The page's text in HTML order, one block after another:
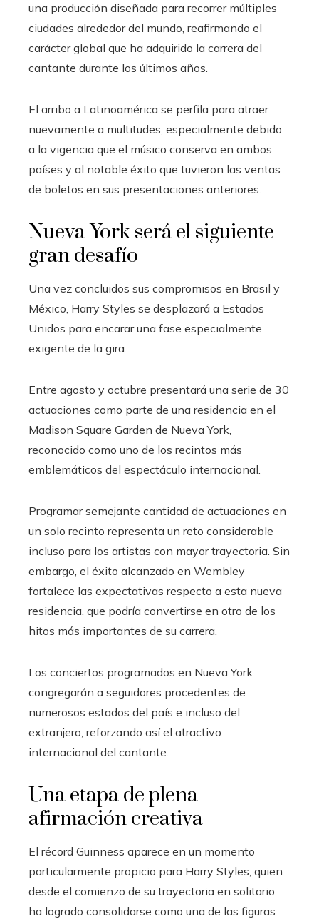
una producción diseñada para recorrer múltiples
ciudades alrededor del mundo, reafirmando el
carácter global que ha adquirido la carrera del
cantante durante los últimos años.
El arribo a Latinoamérica se perfila para atraer
nuevamente a multitudes, especialmente debido
a la vigencia que el músico conserva en ambos
países y al notable éxito que tuvieron las ventas
de boletos en sus presentaciones anteriores.
Nueva York será el siguiente
gran desafío
Una vez concluidos sus compromisos en Brasil y
México, Harry Styles se desplazará a Estados
Unidos para encarar una fase especialmente
exigente de la gira.
Entre agosto y octubre presentará una serie de 30
actuaciones como parte de una residencia en el
Madison Square Garden de Nueva York,
reconocido como uno de los recintos más
emblemáticos del espectáculo internacional.
Programar semejante cantidad de actuaciones en
un solo recinto representa un reto considerable
incluso para los artistas con mayor trayectoria. Sin
embargo, el éxito alcanzado en Wembley
fortalece las expectativas respecto a esta nueva
residencia, que podría convertirse en otro de los
hitos más importantes de su carrera.
Los conciertos programados en Nueva York
congregarán a seguidores procedentes de
numerosos estados del país e incluso del
extranjero, reforzando así el atractivo
internacional del cantante.
Una etapa de plena
afirmación creativa
El récord Guinness aparece en un momento
particularmente propicio para Harry Styles, quien
desde el comienzo de su trayectoria en solitario
ha logrado consolidarse como una de las figuras